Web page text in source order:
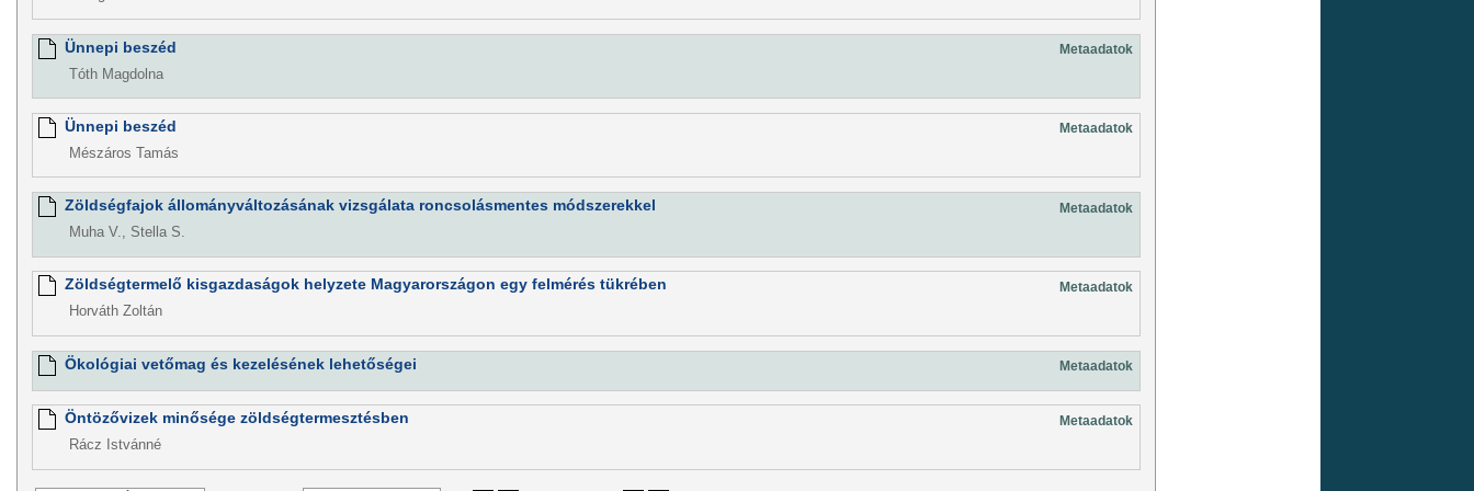
Ünnepi beszéd Metaadatok
Tóth Magdolna
Ünnepi beszéd Metaadatok
Mészáros Tamás
Zöldségfajok állományváltozásának vizsgálata roncsolásmentes módszerekkel Metaadatok
Muha V., Stella S.
Zöldségtermelő kisgazdaságok helyzete Magyarországon egy felmérés tükrében Metaadatok
Horváth Zoltán
Ökológiai vetőmag és kezelésének lehetőségei Metaadatok
Öntözővizek minősége zöldségtermesztésben Metaadatok
Rácz Istvánné